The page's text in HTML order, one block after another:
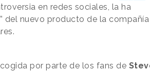
en redes sociales, la ha
del nuevo producto de la
por parte de los fans de